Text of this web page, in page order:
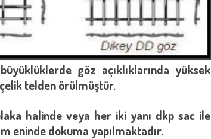
göz açıklıklarında yüksek
telden örülmüştür.
halinde veya her iki yanı dkp sac ile
eninde dokuma yapılmaktadır.